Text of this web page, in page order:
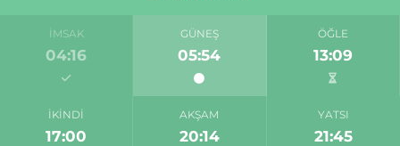
İMSAK
04:16
GÜNEŞ
05:54
ÖĞLE
13:09
İKINDI
17:00
AKŞAM
20:14
YATSI
21:45